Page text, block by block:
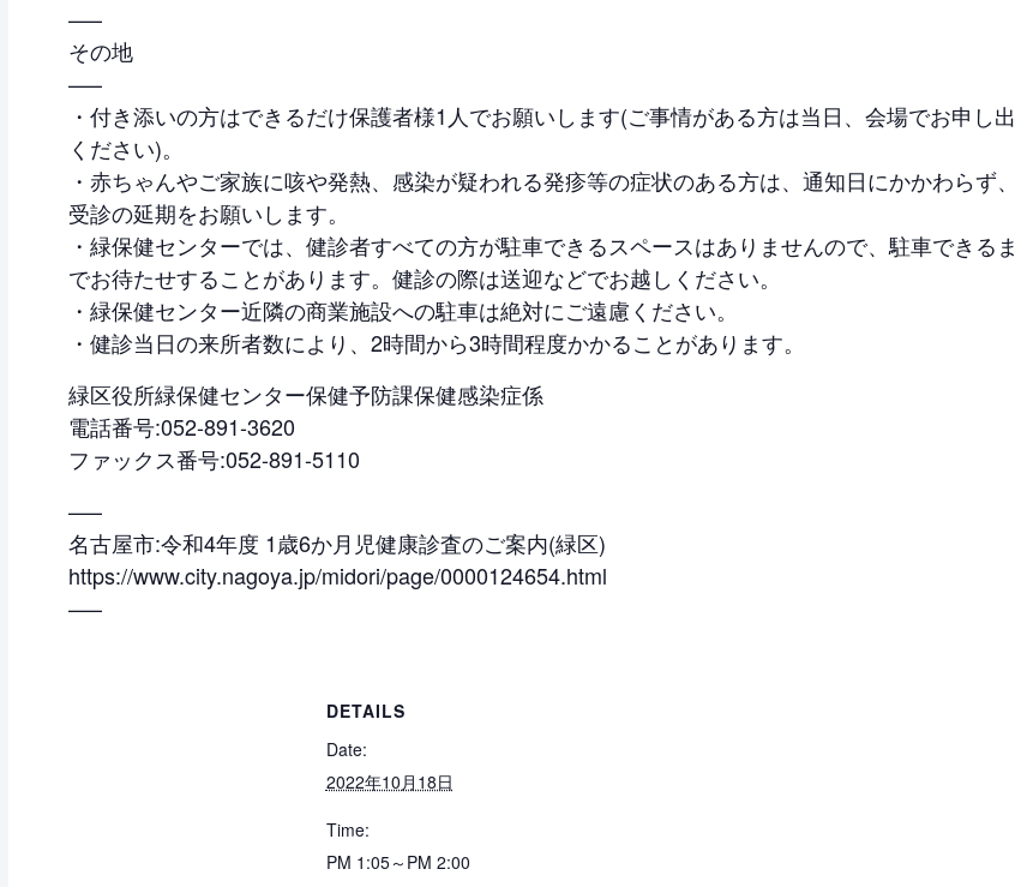
—–
その地
—–
・付き添いの方はできるだけ保護者様1人でお願いします(ご事情がある方は当日、会場でお申し出
ください)。
・赤ちゃんやご家族に咳や発熱、感染が疑われる発疹等の症状のある方は、通知日にかかわらず、
受診の延期をお願いします。
・緑保健センターでは、健診者すべての方が駐車できるスペースはありませんので、駐車できるま
でお待たせすることがあります。健診の際は送迎などでお越しください。
・緑保健センター近隣の商業施設への駐車は絶対にご遠慮ください。
・健診当日の来所者数により、2時間から3時間程度かかることがあります。
緑区役所緑保健センター保健予防課保健感染症係
電話番号:052-891-3620
ファックス番号:052-891-5110
—–
名古屋市:令和4年度 1歳6か月児健康診査のご案内(緑区)
https://www.city.nagoya.jp/midori/page/0000124654.html
—–
DETAILS
Date:
2022年10月18日
Time:
PM 1:05～PM 2:00